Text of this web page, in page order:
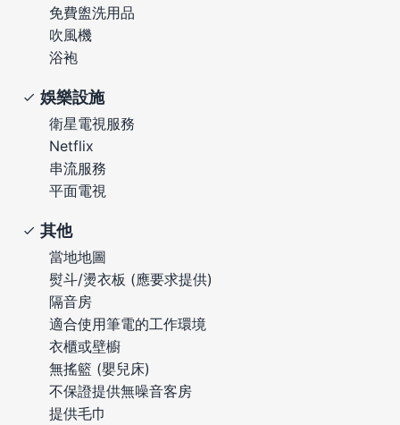
免費盥洗用品
吹風機
浴袍
娛樂設施
衛星電視服務
Netflix
串流服務
平面電視
其他
當地地圖
熨斗/燙衣板 (應要求提供)
隔音房
適合使用筆電的工作環境
衣櫃或壁櫥
無搖籃 (嬰兒床)
不保證提供無噪音客房
提供毛巾